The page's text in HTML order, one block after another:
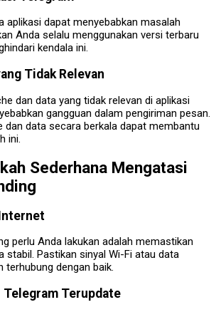
aplikasi dapat menyebabkan masalah
Anda selalu menggunakan versi terbaru
kendala ini.
Tidak Relevan
dan data yang tidak relevan di aplikasi
gangguan dalam pengiriman pesan.
dan data secara berkala dapat membantu
ini.
Sederhana Mengatasi
perlu Anda lakukan adalah memastikan
stabil. Pastikan sinyal Wi-Fi atau data
terhubung dengan baik.
Terupdate